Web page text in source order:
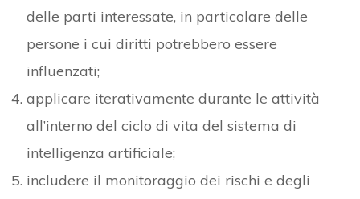
delle parti interessate, in particolare delle
persone i cui diritti potrebbero essere
influenzati;
applicare iterativamente durante le attività
all’interno del ciclo di vita del sistema di
intelligenza artificiale;
includere il monitoraggio dei rischi e degli